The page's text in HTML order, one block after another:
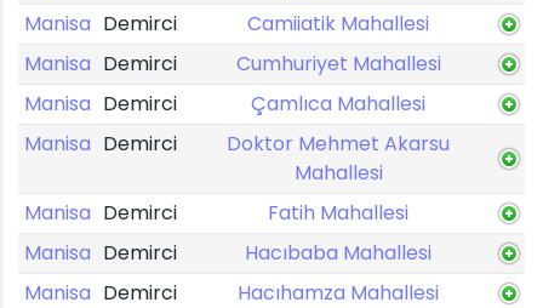
Manisa Demirci
Camiiatik Mahallesi
Manisa Demirci
Cumhuriyet Mahallesi
Manisa Demirci
Çamlıca Mahallesi
Manisa Demirci
Doktor Mehmet Akarsu
Mahallesi
Manisa Demirci
Fatih Mahallesi
Manisa Demirci
Hacıbaba Mahallesi
Manisa Demirci
Hacıhamza Mahallesi